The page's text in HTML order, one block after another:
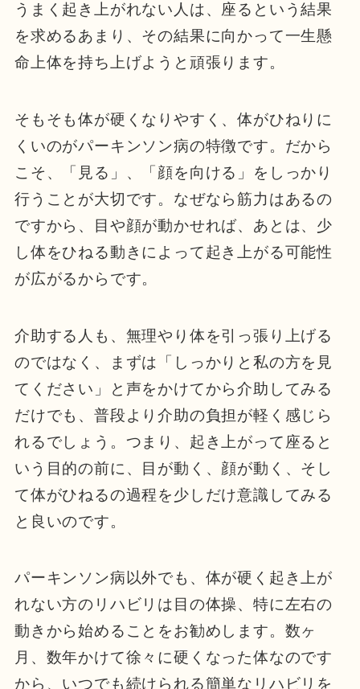
うまく起き上がれない人は、座るという結果
を求めるあまり、その結果に向かって一生懸
命上体を持ち上げようと頑張ります。
そもそも体が硬くなりやすく、体がひねりに
くいのがパーキンソン病の特徴です。だから
こそ、「見る」、「顔を向ける」をしっかり
行うことが大切です。なぜなら筋力はあるの
ですから、目や顔が動かせれば、あとは、少
し体をひねる動きによって起き上がる可能性
が広がるからです。
介助する人も、無理やり体を引っ張り上げる
のではなく、まずは「しっかりと私の方を見
てください」と声をかけてから介助してみる
だけでも、普段より介助の負担が軽く感じら
れるでしょう。つまり、起き上がって座ると
いう目的の前に、目が動く、顔が動く、そし
て体がひねるの過程を少しだけ意識してみる
と良いのです。
パーキンソン病以外でも、体が硬く起き上が
れない方のリハビリは目の体操、特に左右の
動きから始めることをお勧めします。数ヶ
月、数年かけて徐々に硬くなった体なのです
から、いつでも続けられる簡単なリハビリを